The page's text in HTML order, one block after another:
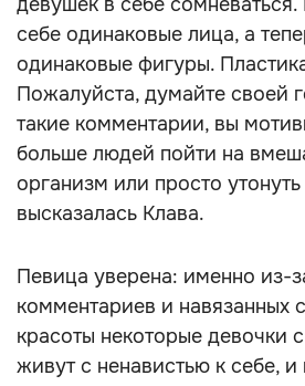
себе одинаковые лица, а
одинаковые фигуры.
Пожалуйста, думайте своей
такие комментарии, вы
больше людей пойти на
организм или просто
высказалась Клава.
Певица уверена: именно из-
комментариев и навязанных
красоты некоторые девочки
живут с ненавистью к себе,